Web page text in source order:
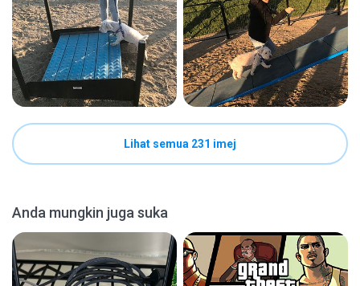
Lihat semua 231 imej
Anda mungkin juga suka